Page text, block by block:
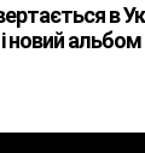
в
новий альбом